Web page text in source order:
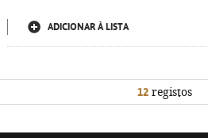
ADICIONAR À LISTA
12registos